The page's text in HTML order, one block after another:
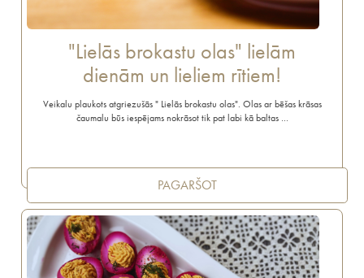
"Lielās brokastu olas" lielām
dienām un lieliem rītiem!
Veikalu plaukots atgriezušās " Lielās brokastu olas". Olas ar bēšas krāsas
čaumalu būs iespējams nokrāsot tik pat labi kā baltas …
PAGARŠOT